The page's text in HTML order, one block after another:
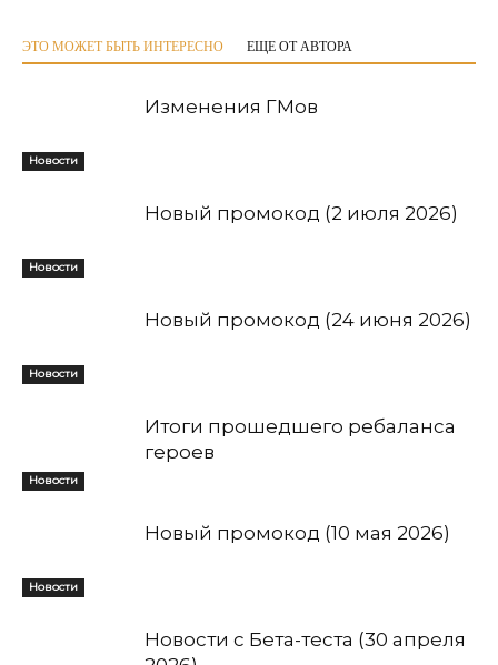
ЭТО МОЖЕТ БЫТЬ ИНТЕРЕСНО ЕЩЕ ОТ АВТОРА
Новости
Изменения ГМов
Новости
Новый промокод (2 июля 2026)
Новости
Новый промокод (24 июня 2026)
Новости
Итоги прошедшего ребаланса
героев
Новости
Новый промокод (10 мая 2026)
Новости с Бета-теста (30 апреля